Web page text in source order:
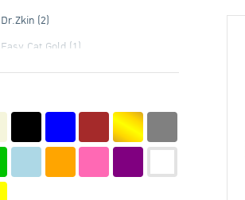
Dr.Zkin (2)
Easy Cat Gold (1)
Facino (9)
Holy Happy (8)
KAI (2)